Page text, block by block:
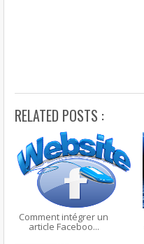
RELATED POSTS :
Comment intégrer un
article Faceboo...